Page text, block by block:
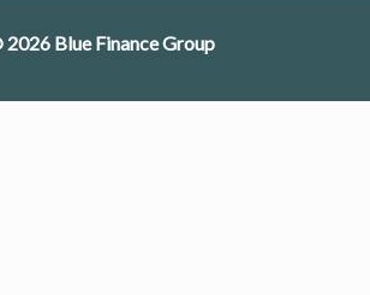
Blue Finance Group